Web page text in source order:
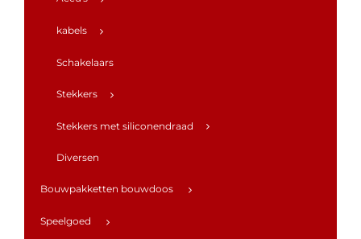
kabels
Schakelaars
Stekkers
Stekkers met siliconendraad
Diversen
Bouwpakketten bouwdoos
Speelgoed